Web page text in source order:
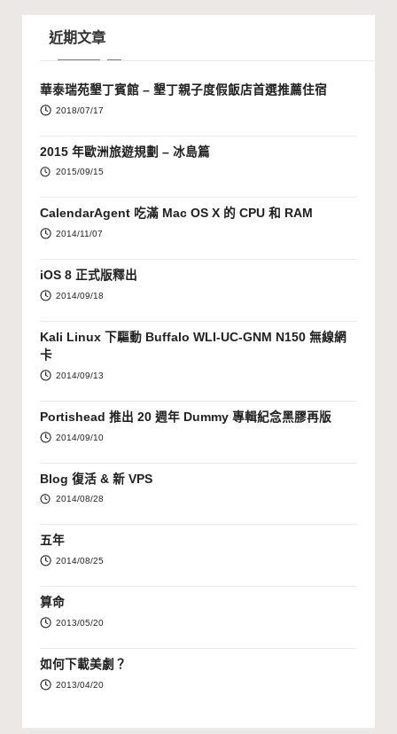
近期文章
華泰瑞苑墾丁賓館 – 墾丁親子度假飯店首選推薦住宿
2018/07/17
2015 年歐洲旅遊規劃 – 冰島篇
2015/09/15
CalendarAgent 吃滿 Mac OS X 的 CPU 和 RAM
2014/11/07
iOS 8 正式版釋出
2014/09/18
Kali Linux 下驅動 Buffalo WLI-UC-GNM N150 無線網
卡
2014/09/13
Portishead 推出 20 週年 Dummy 專輯紀念黑膠再版
2014/09/10
Blog 復活 & 新 VPS
2014/08/28
五年
2014/08/25
算命
2013/05/20
如何下載美劇？
2013/04/20